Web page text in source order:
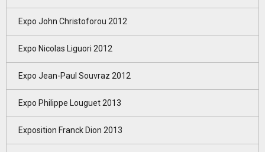
Expo John Christoforou 2012
Expo Nicolas Liguori 2012
Expo Jean-Paul Souvraz 2012
Expo Philippe Louguet 2013
Exposition Franck Dion 2013